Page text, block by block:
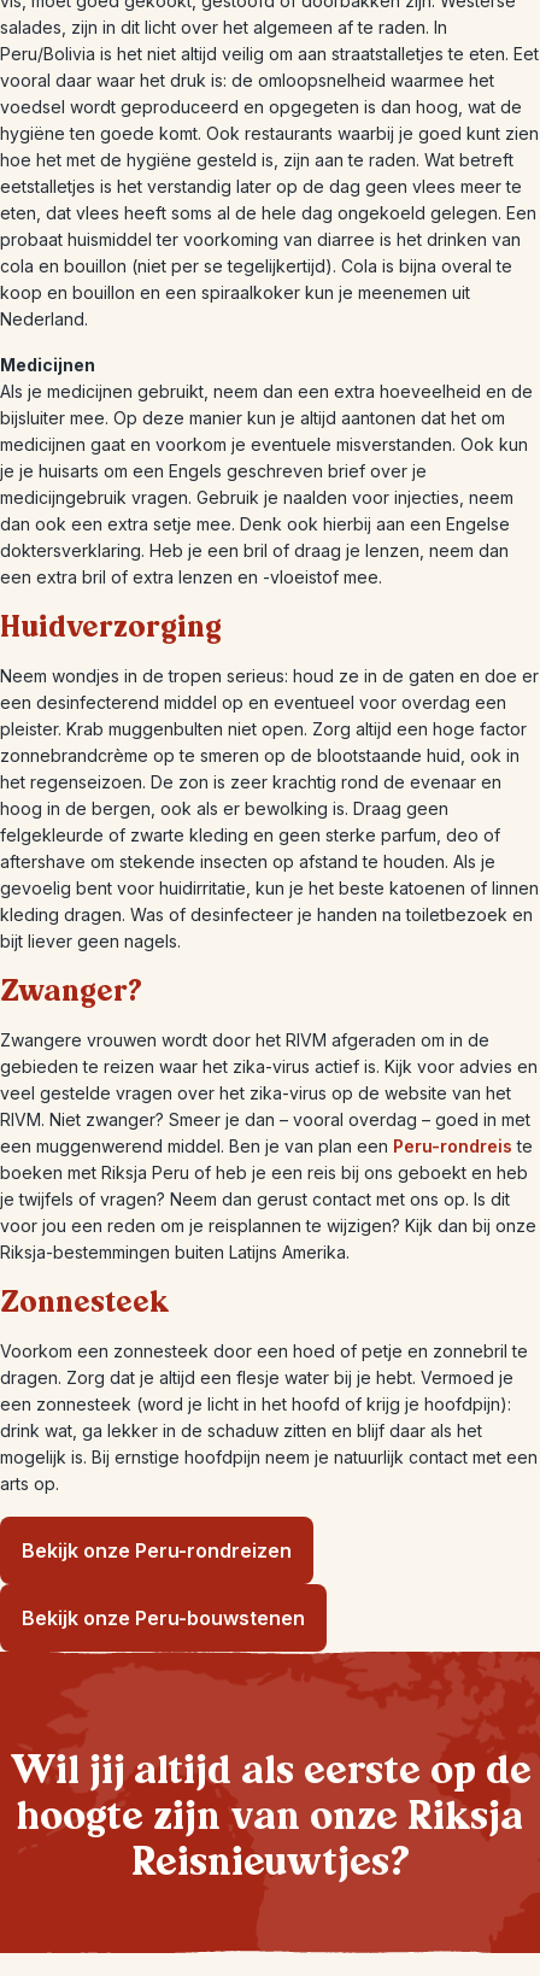
salades, zijn in dit licht over het algemeen af te raden. In
Peru/Bolivia is het niet altijd veilig om aan straatstalletjes te eten. Eet
vooral daar waar het druk is: de omloopsnelheid waarmee het
voedsel wordt geproduceerd en opgegeten is dan hoog, wat de
hygiëne ten goede komt. Ook restaurants waarbij je goed kunt zien
hoe het met de hygiëne gesteld is, zijn aan te raden. Wat betreft
eetstalletjes is het verstandig later op de dag geen vlees meer te
eten, dat vlees heeft soms al de hele dag ongekoeld gelegen. Een
probaat huismiddel ter voorkoming van diarree is het drinken van
cola en bouillon (niet per se tegelijkertijd). Cola is bijna overal te
koop en bouillon en een spiraalkoker kun je meenemen uit
Nederland.
Medicijnen
Als je medicijnen gebruikt, neem dan een extra hoeveelheid en de
bijsluiter mee. Op deze manier kun je altijd aantonen dat het om
medicijnen gaat en voorkom je eventuele misverstanden. Ook kun
je je huisarts om een Engels geschreven brief over je
medicijngebruik vragen. Gebruik je naalden voor injecties, neem
dan ook een extra setje mee. Denk ook hierbij aan een Engelse
doktersverklaring. Heb je een bril of draag je lenzen, neem dan
een extra bril of extra lenzen en -vloeistof mee.
Huidverzorging
Neem wondjes in de tropen serieus: houd ze in de gaten en doe er
een desinfecterend middel op en eventueel voor overdag een
pleister. Krab muggenbulten niet open. Zorg altijd een hoge factor
zonnebrandcrème op te smeren op de blootstaande huid, ook in
het regenseizoen. De zon is zeer krachtig rond de evenaar en
hoog in de bergen, ook als er bewolking is. Draag geen
felgekleurde of zwarte kleding en geen sterke parfum, deo of
aftershave om stekende insecten op afstand te houden. Als je
gevoelig bent voor huidirritatie, kun je het beste katoenen of linnen
kleding dragen. Was of desinfecteer je handen na toiletbezoek en
bijt liever geen nagels.
Zwanger?
Zwangere vrouwen wordt door het RIVM afgeraden om in de
gebieden te reizen waar het zika-virus actief is. Kijk voor advies en
veel gestelde vragen over het zika-virus op de website van het
RIVM. Niet zwanger? Smeer je dan – vooral overdag – goed in met
een muggenwerend middel. Ben je van plan een Peru-rondreis te
boeken met Riksja Peru of heb je een reis bij ons geboekt en heb
je twijfels of vragen? Neem dan gerust contact met ons op. Is dit
voor jou een reden om je reisplannen te wijzigen? Kijk dan bij onze
Riksja-bestemmingen buiten Latijns Amerika.
Zonnesteek
Voorkom een zonnesteek door een hoed of petje en zonnebril te
dragen. Zorg dat je altijd een flesje water bij je hebt. Vermoed je
een zonnesteek (word je licht in het hoofd of krijg je hoofdpijn):
drink wat, ga lekker in de schaduw zitten en blijf daar als het
mogelijk is. Bij ernstige hoofdpijn neem je natuurlijk contact met een
arts op.
Bekijk onze Peru-rondreizen
Bekijk onze Peru-bouwstenen
Wil jij altijd als eerste op de
hoogte zijn van onze Riksja
Reisnieuwtjes?